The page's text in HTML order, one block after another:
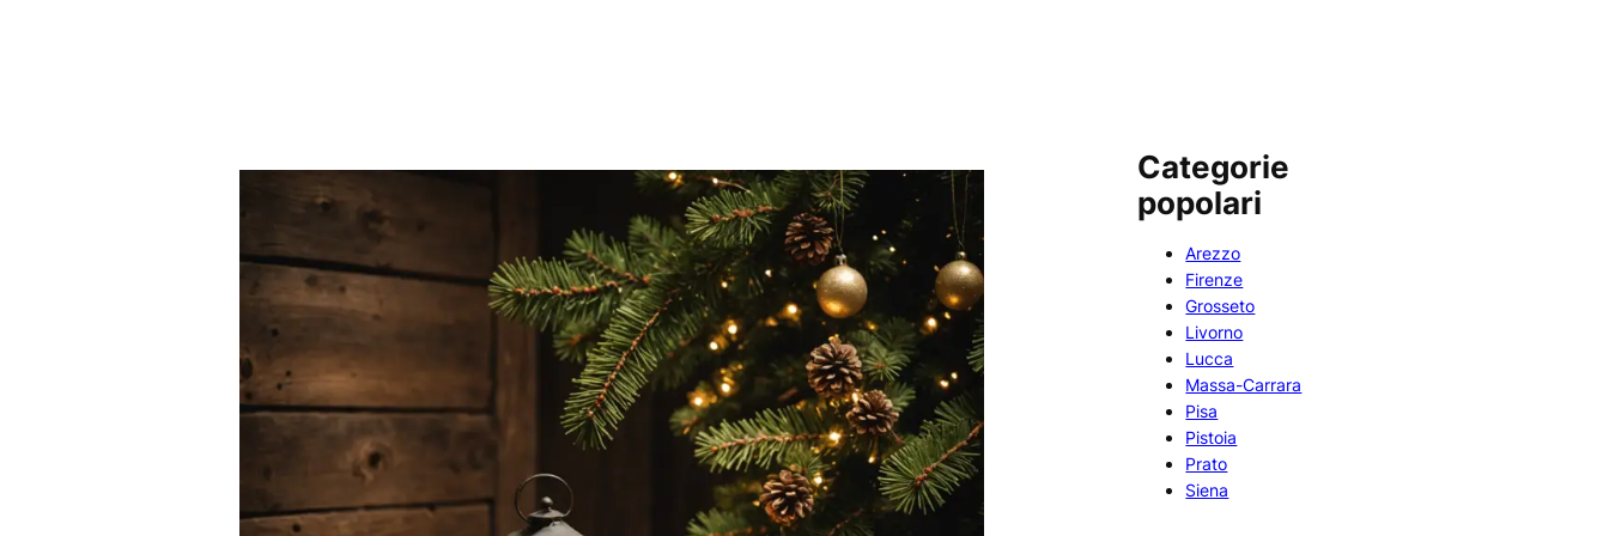
Categorie
popolari
Arezzo
Firenze
Grosseto
Livorno
Lucca
Massa-Carrara
Pisa
Pistoia
Prato
Siena